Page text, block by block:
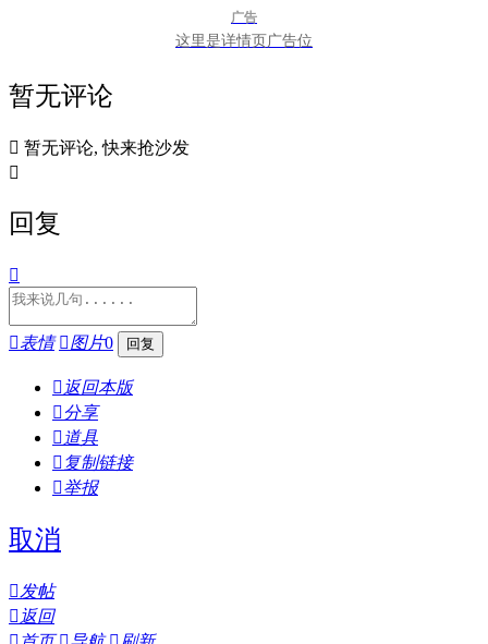
广告
这里是详情页广告位
暂无评论
 暂无评论, 快来抢沙发

回复

表情 图片0
 返回本版
分享
 道具
 复制链接
举报
取消
发帖
 返回